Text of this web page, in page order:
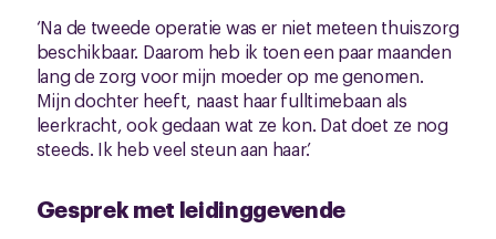
‘Na de tweede operatie was er niet meteen thuiszorg
beschikbaar. Daarom heb ik toen een paar maanden
lang de zorg voor mijn moeder op me genomen.
Mijn dochter heeft, naast haar fulltimebaan als
leerkracht, ook gedaan wat ze kon. Dat doet ze nog
steeds. Ik heb veel steun aan haar.’
Gesprek met leidinggevende